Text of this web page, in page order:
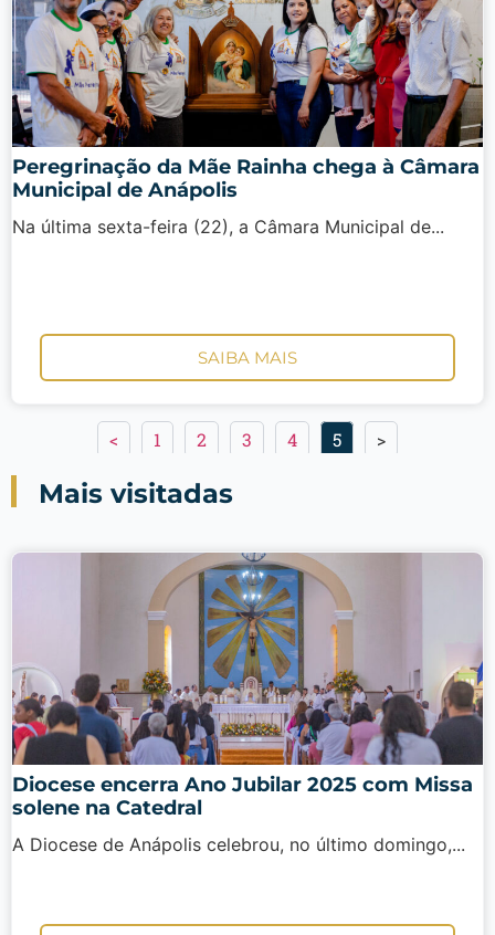
Peregrinação da Mãe Rainha chega à Câmara
Municipal de Anápolis
Na última sexta-feira (22), a Câmara Municipal de...
SAIBA MAIS
< 1 2 3 4 5 >
Mais visitadas
Diocese encerra Ano Jubilar 2025 com Missa
solene na Catedral
A Diocese de Anápolis celebrou, no último domingo,...